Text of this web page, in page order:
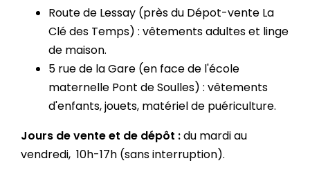
Route de Lessay (près du Dépot-vente La
Clé des Temps) : vêtements adultes et linge
de maison.
5 rue de la Gare (en face de l'école
maternelle Pont de Soulles) : vêtements
d'enfants, jouets, matériel de puériculture.
Jours de vente et de dépôt :du mardi au
vendredi, 10h-17h (sans interruption).